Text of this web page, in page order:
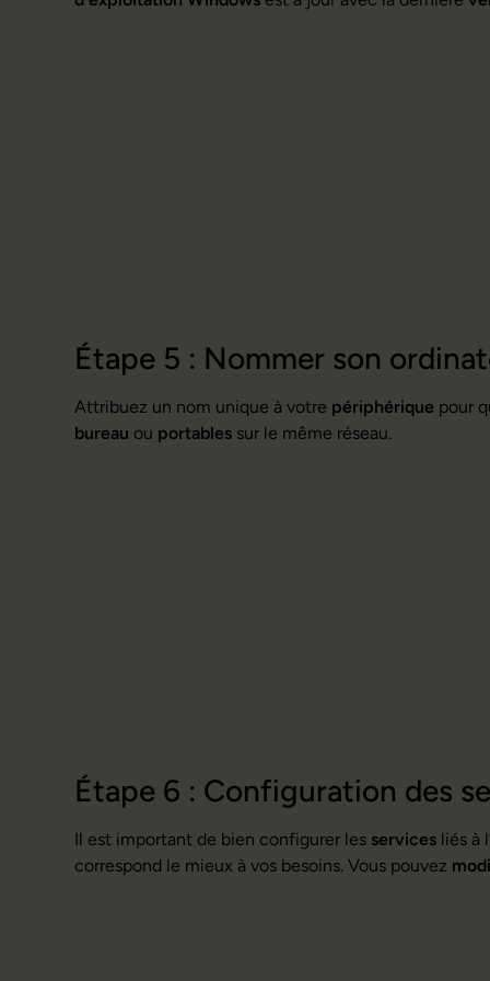
Étape 5 : Nommer son
Attribuez un nom unique à votre périphérique pour
bureau ou portables sur le même réseau.
Étape 6 : Configuration des
Il est important de bien configurer les services liés à
correspond le mieux à vos besoins. Vous pouvez